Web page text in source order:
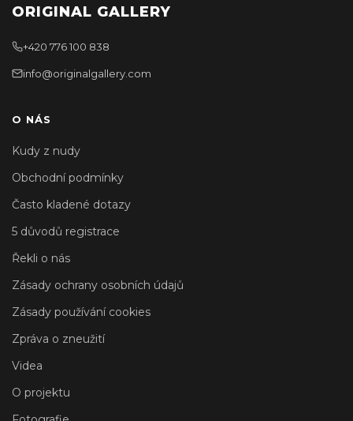
ORIGINAL GALLERY
+420 776 100 838
info@originalgallery.com
O NÁS
Kudy z nudy
Obchodní podmínky
Často kladené dotazy
5 důvodů registrace
Řekli o nás
Zásady ochrany osobních údajů
Zásady používání cookies
Zpráva o zneužití
Videa
O projektu